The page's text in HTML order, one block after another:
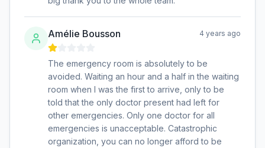
Amélie Bousson 4 years ago
The emergency room is absolutely to be
avoided. Waiting an hour and a half in the waiting
room when I was the first to arrive, only to be
told that the only doctor present had left for
other emergencies. Only one doctor for all
emergencies is unacceptable. Catastrophic
organization, you can no longer afford to be